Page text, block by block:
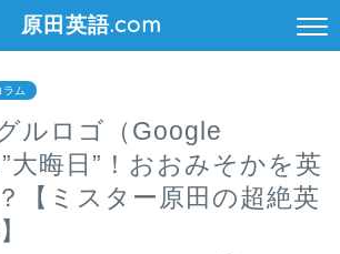
原田英語.com
ラム
ルロゴ（Google
大晦日”！おおみそかを英
【ミスター原田の超絶英